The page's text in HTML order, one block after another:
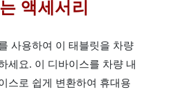
액세서리
사용하여 이 태블릿을 차량
세요. 이 디바이스를 차량 내
스로 쉽게 변환하여 휴대용